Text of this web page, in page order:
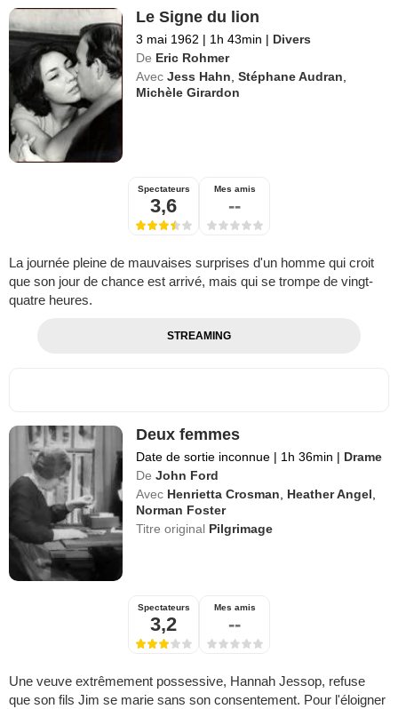
Le Signe du lion
3 mai 1962 | 1h 43min | Divers
De Eric Rohmer
Avec Jess Hahn,Stéphane Audran,
Michèle Girardon
Spectateurs
3,6
Mes amis
--
La journée pleine de mauvaises surprises d'un homme qui croit
que son jour de chance est arrivé, mais qui se trompe de vingt-
quatre heures.
STREAMING
Deux femmes
Date de sortie inconnue | 1h 36min | Drame
De John Ford
Avec Henrietta Crosman, Heather Angel,
Norman Foster
Titre original Pilgrimage
Spectateurs
3,2
Mes amis
--
Une veuve extrêmement possessive, Hannah Jessop, refuse
que son fils Jim se marie sans son consentement. Pour l'éloigner